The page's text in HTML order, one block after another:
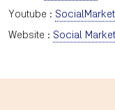
Youtube :
Website : Social